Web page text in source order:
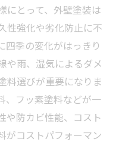
にとって、外壁塗装は
性強化や劣化防止に不
四季の変化がはっきり
や雨、湿気によるダメ
料選びが重要になりま
、フッ素塗料などが一
や防カビ性能、コスト
がコストパフォーマン